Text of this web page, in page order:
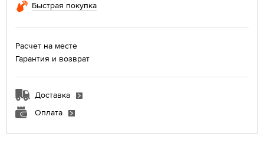
Быстрая покупка
Расчет на месте
Гарантия и возврат
Доставка
Оплата